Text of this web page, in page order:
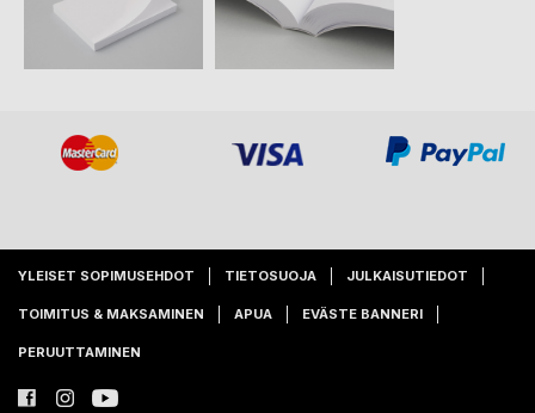
YLEISET SOPIMUSEHDOT TIETOSUOJA JULKAISUTIEDOT
TOIMITUS & MAKSAMINEN APUA EVÄSTE BANNERI
PERUUTTAMINEN